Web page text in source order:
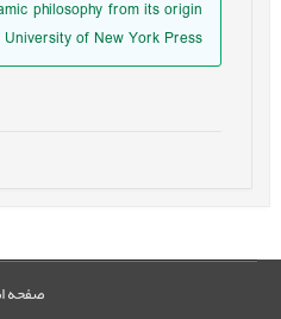
philosophy from its origin
University of New York Press.
صفحه